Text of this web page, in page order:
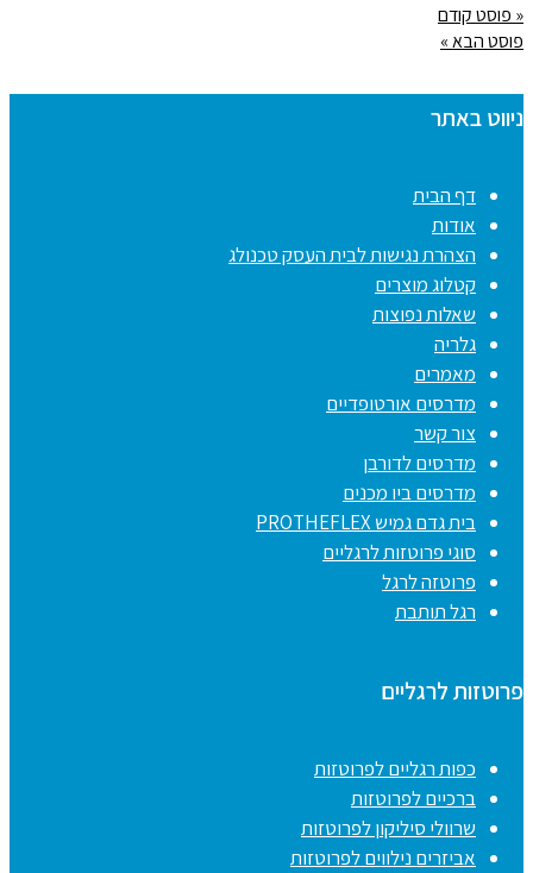
« פוסט קודם
פוסט הבא »
ניווט באתר
דף הבית
אודות
הצהרת נגישות לבית העסק טכנולג
קטלוג מוצרים
שאלות נפוצות
גלריה
מאמרים
מדרסים אורטופדיים
צור קשר
מדרסים לדורבן
מדרסים ביו מכנים
בית גדם גמיש PROTHEFLEX
סוגי פרוטזות לרגליים
פרוטזה לרגל
רגל תותבת
פרוטזות לרגליים
כפות רגליים לפרוטזות
ברכיים לפרוטזות
שרוולי סיליקון לפרוטזות
אביזרים נילווים לפרוטזות